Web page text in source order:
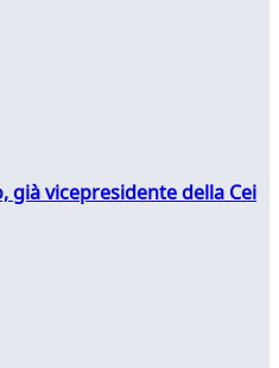
già vicepresidente della Cei